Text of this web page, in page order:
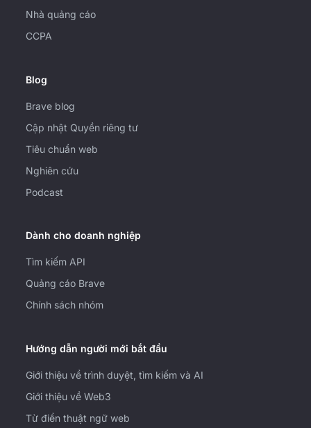
Nhà quảng cáo
CCPA
Blog
Brave blog
Cập nhật Quyền riêng tư
Tiêu chuẩn web
Nghiên cứu
Podcast
Dành cho doanh nghiệp
Tìm kiếm API
Quảng cáo Brave
Chính sách nhóm
Hướng dẫn người mới bắt đầu
Giới thiệu về trình duyệt, tìm kiếm và AI
Giới thiệu về Web3
Từ điển thuật ngữ web